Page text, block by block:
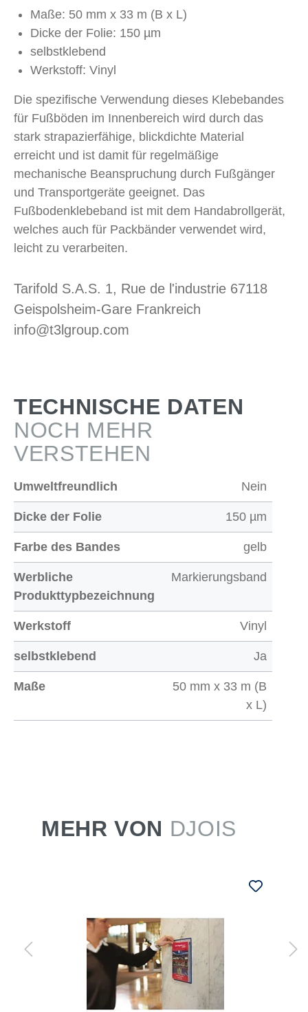
Maße: 50 mm x 33 m (B x L)
Dicke der Folie: 150 µm
selbstklebend
Werkstoff: Vinyl
Die spezifische Verwendung dieses Klebebandes
für Fußböden im Innenbereich wird durch das
stark strapazierfähige, blickdichte Material
erreicht und ist damit für regelmäßige
mechanische Beanspruchung durch Fußgänger
und Transportgeräte geeignet. Das
Fußbodenklebeband ist mit dem Handabrollgerät,
welches auch für Packbänder verwendet wird,
leicht zu verarbeiten.
Tarifold S.A.S. 1, Rue de l'industrie 67118
Geispolsheim-Gare Frankreich
info@t3lgroup.com
TECHNISCHE DATEN
NOCH MEHR
VERSTEHEN
Umweltfreundlich Nein
Dicke der Folie 150 µm
Farbe des Bandes gelb
Werbliche
Produkttypbezeichnung
Markierungsband
Werkstoff Vinyl
selbstklebend Ja
Maße
50 mm x 33 m (B
x L)
MEHR VON DJOIS